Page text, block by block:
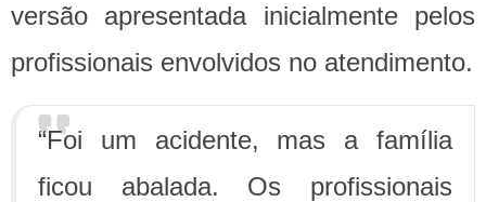
versão apresentada inicialmente pelos
profissionais envolvidos no atendimento.
“Foi um acidente, mas a família
ficou abalada. Os profissionais